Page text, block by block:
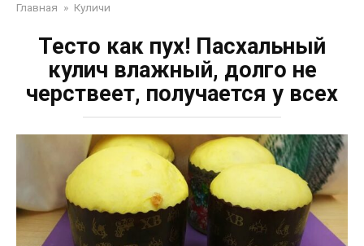
Главная » Куличи
Тесто как пух! Пасхальный
кулич влажный, долго не
черствеет, получается у всех